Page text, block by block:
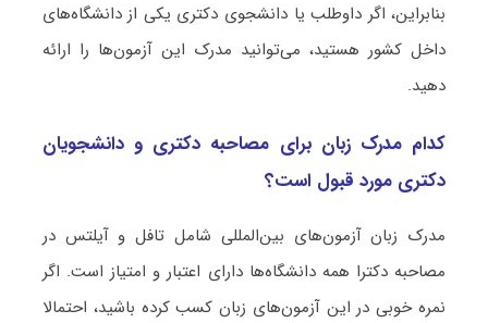
بنابراین، اگر داوطلب یا دانشجوی دکتری یکی از دانشگاه‌های
داخل کشور هستید، می‌توانید مدرک این آزمون‌ها را ارائه
دهید.
کدام مدرک زبان برای مصاحبه دکتری و دانشجویان
دکتری مورد قبول است؟
مدرک زبان آزمون‌های بین‌المللی شامل تافل و آیلتس در
مصاحبه دکترا همه دانشگاه‌ها دارای اعتبار و امتیاز است. اگر
نمره خوبی در این آزمون‌های زبان کسب کرده باشید، احتمالا